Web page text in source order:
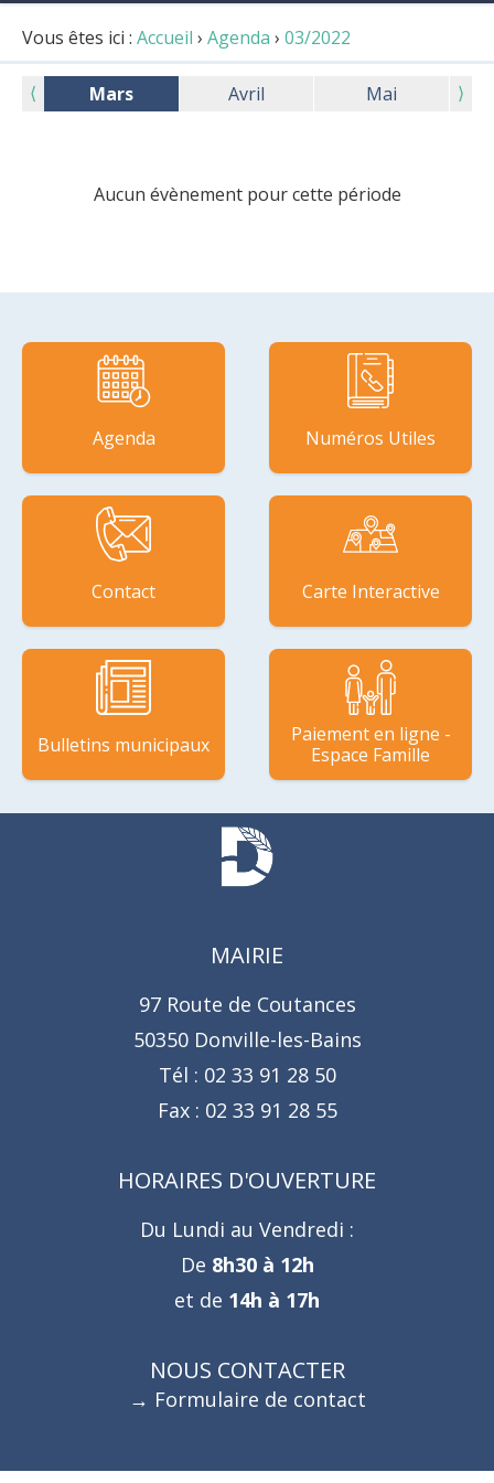
Vous êtes ici : Accueil › Agenda › 03/2022
⟨ Mars Avril Mai ⟩
Aucun évènement pour cette période
Agenda Numéros Utiles
Contact Carte Interactive
Bulletins municipaux
Paiement en ligne -
Espace Famille
MAIRIE
97 Route de Coutances
50350 Donville-les-Bains
Tél : 02 33 91 28 50
Fax : 02 33 91 28 55
HORAIRES D'OUVERTURE
Du Lundi au Vendredi :
De 8h30 à 12h
et de 14h à 17h
NOUS CONTACTER
Formulaire de contact